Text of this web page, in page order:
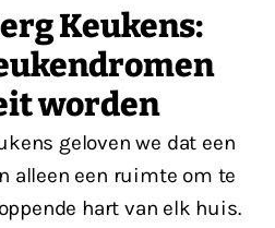
Keukens:
worden
geloven we dat een
alleen een ruimte om te
hart van elk huis.